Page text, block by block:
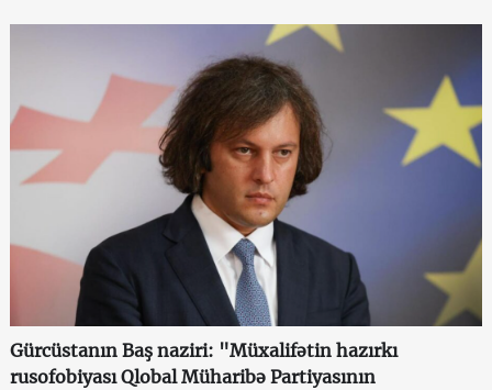
Gürcüstanın Baş naziri: "Müxalifətin hazırkı
rusofobiyası Qlobal Müharibə Partiyasının